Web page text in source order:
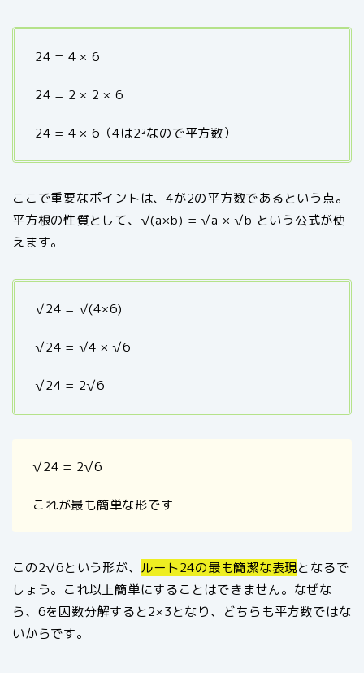
24 = 4 × 6
24 = 2 × 2 × 6
24 = 4 × 6（4は2²なので平方数）
ここで重要なポイントは、4が2の平方数であるという点。
平方根の性質として、√(a×b) = √a × √b という公式が使
えます。
√24 = √(4×6)
√24 = √4 × √6
√24 = 2√6
√24 = 2√6
これが最も簡単な形です
この2√6という形が、 ルート24の最も簡潔な表現となるで
しょう。これ以上簡単にすることはできません。なぜな
ら、6を因数分解すると2×3となり、どちらも平方数ではな
いからです。